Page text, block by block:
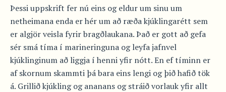
Þessi uppskrift fer nú eins og eldur um sinu um
netheimana enda er hér um að ræða kjúklingarétt sem
er algjör veisla fyrir bragðlaukana. Það er gott að gefa
sér smá tíma í marineringuna og leyfa jafnvel
kjúklinginum að liggja í henni yfir nótt. En ef tíminn er
af skornum skammti þá bara eins lengi og þið hafið tök
á. Grillið kjúkling og ananans og stráið vorlauk yfir allt